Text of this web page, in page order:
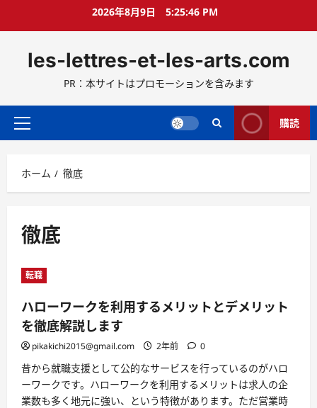
ス
ッ
2026年8月9日 5:25:47 PM
les-lettres-et-les-arts.com
PR：本サイトはプロモーションを含みます
メ
メ
ニ
ー
購読
ホーム 徹底
徹底
転職
ハローワークを利用するメリットとデメリット
を徹底解説します
pikakichi2015@gmail.com 2年前 0
昔から就職支援として公的なサービスを行っているのがハロ
ーワークです。ハローワークを利用するメリットは求人の企
業数も多く地元に強い、という特徴があります。ただ営業時